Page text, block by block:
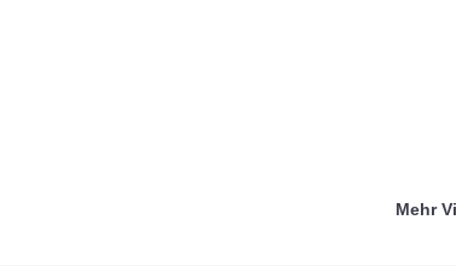
Mehr